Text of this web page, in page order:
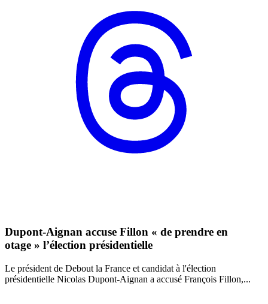
Dupont-Aignan accuse Fillon « de prendre en
otage » l’élection présidentielle
Le président de Debout la France et candidat à l'élection
présidentielle Nicolas Dupont-Aignan a accusé François Fillon,...